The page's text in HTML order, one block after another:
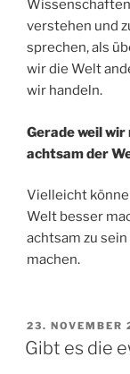
verstehen und
sprechen, als
wir die Welt
wir handeln.
Gerade weil
achtsam der
Vielleicht
Welt besser
achtsam zu
machen.
AM
23. NOVEMBER
Gibt es die